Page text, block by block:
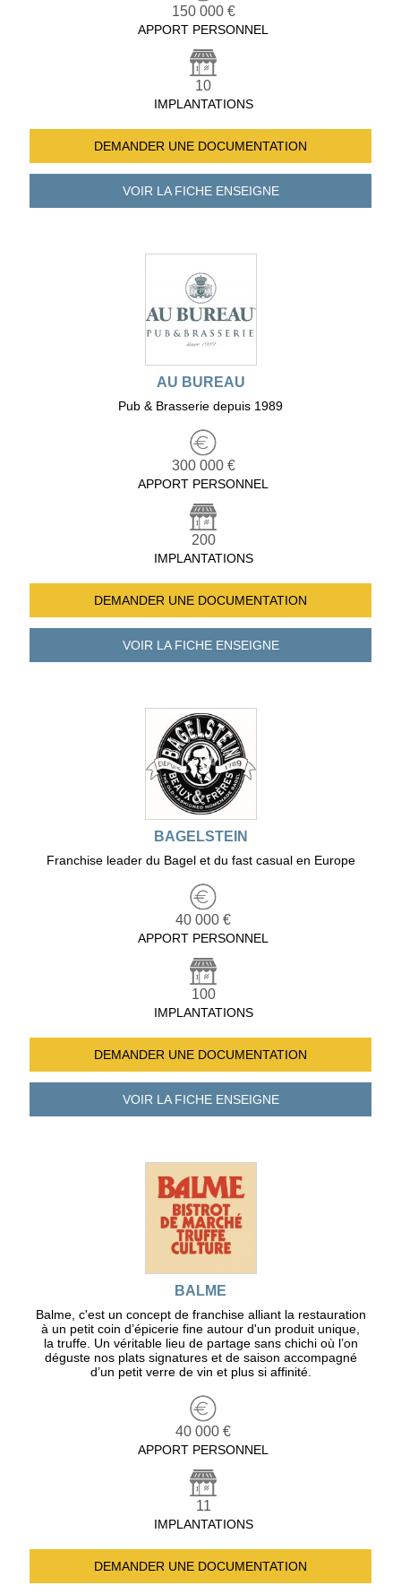
150 000 €
APPORT PERSONNEL
10
IMPLANTATIONS
DEMANDER UNE DOCUMENTATION
VOIR LA FICHEENSEIGNE
AU BUREAU
Pub & Brasserie depuis 1989
300 000 €
APPORT PERSONNEL
200
IMPLANTATIONS
DEMANDER UNE DOCUMENTATION
VOIR LA FICHEENSEIGNE
BAGELSTEIN
Franchise leader du Bagel et du fast casual en Europe
40 000 €
APPORT PERSONNEL
100
IMPLANTATIONS
DEMANDER UNE DOCUMENTATION
VOIR LA FICHEENSEIGNE
BALME
Balme, c'est un concept de franchise alliant la restauration
à un petit coin d’épicerie fine autour d'un produit unique,
la truffe. Un véritable lieu de partage sans chichi où l’on
déguste nos plats signatures et de saison accompagné
d’un petit verre de vin et plus si affinité.
40 000 €
APPORT PERSONNEL
11
IMPLANTATIONS
DEMANDER UNE DOCUMENTATION